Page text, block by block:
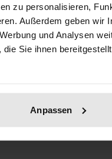
zu personalisieren,
Außerdem geben wir
und Analysen
Sie ihnen
Anpassen